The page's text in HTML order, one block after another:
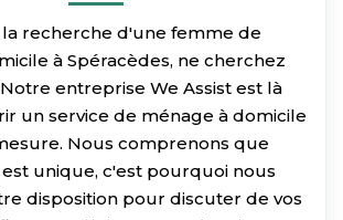
la recherche d'une femme de
à Spéracèdes, ne cherchez
entreprise We Assist est là
un service de ménage à domicile
Nous comprenons que
unique, c'est pourquoi nous
disposition pour discuter de vos